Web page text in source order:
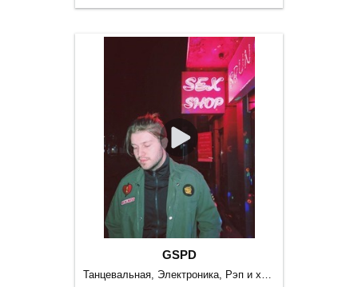
GSPD
Танцевальная, Электроника, Рэп и хип-хоп